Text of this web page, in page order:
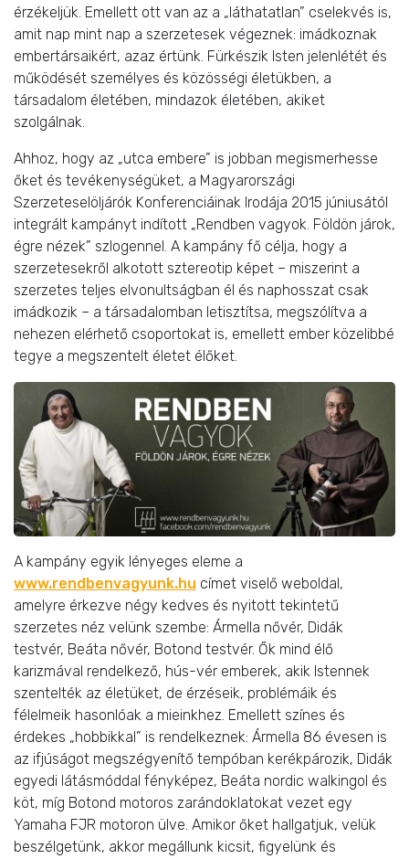
érzékeljük. Emellett ott van az a „láthatatlan” cselekvés is,
amit nap mint nap a szerzetesek végeznek: imádkoznak
embertársaikért, azaz értünk. Fürkészik Isten jelenlétét és
működését személyes és közösségi életükben, a
társadalom életében, mindazok életében, akiket
szolgálnak.
Ahhoz, hogy az „utca embere” is jobban megismerhesse
őket és tevékenységüket, a Magyarországi
Szerzeteselöljárók Konferenciáinak Irodája 2015 júniusától
integrált kampányt indított „Rendben vagyok. Földön járok,
égre nézek” szlogennel. A kampány fő célja, hogy a
szerzetesekről alkotott sztereotip képet – miszerint a
szerzetes teljes elvonultságban él és naphosszat csak
imádkozik – a társadalomban letisztítsa, megszólítva a
nehezen elérhető csoportokat is, emellett ember közelibbé
tegye a megszentelt életet élőket.
A kampány egyik lényeges eleme a
www.rendbenvagyunk.hu címet viselő weboldal,
amelyre érkezve négy kedves és nyitott tekintetű
szerzetes néz velünk szembe: Ármella nővér, Didák
testvér, Beáta nővér, Botond testvér. Ők mind élő
karizmával rendelkező, hús-vér emberek, akik Istennek
szentelték az életüket, de érzéseik, problémáik és
félelmeik hasonlóak a mieinkhez. Emellett színes és
érdekes „hobbikkal” is rendelkeznek: Ármella 86 évesen is
az ifjúságot megszégyenítő tempóban kerékpározik, Didák
egyedi látásmóddal fényképez, Beáta nordic walkingol és
köt, míg Botond motoros zarándoklatokat vezet egy
Yamaha FJR motoron ülve. Amikor őket hallgatjuk, velük
beszélgetünk, akkor megállunk kicsit, figyelünk és